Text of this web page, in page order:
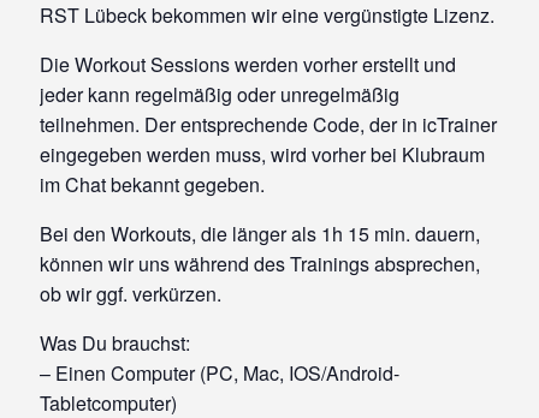
RST Lübeck bekommen wir eine vergünstigte Lizenz.
Die Workout Sessions werden vorher erstellt und
jeder kann regelmäßig oder unregelmäßig
teilnehmen. Der entsprechende Code, der in icTrainer
eingegeben werden muss, wird vorher bei Klubraum
im Chat bekannt gegeben.
Bei den Workouts, die länger als 1h 15 min. dauern,
können wir uns während des Trainings absprechen,
ob wir ggf. verkürzen.
Was Du brauchst:
– Einen Computer (PC, Mac, IOS/Android-
Tabletcomputer)